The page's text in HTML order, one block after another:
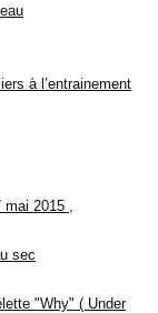
à l’entrainement
2015 ,
sec
"Why" ( Under